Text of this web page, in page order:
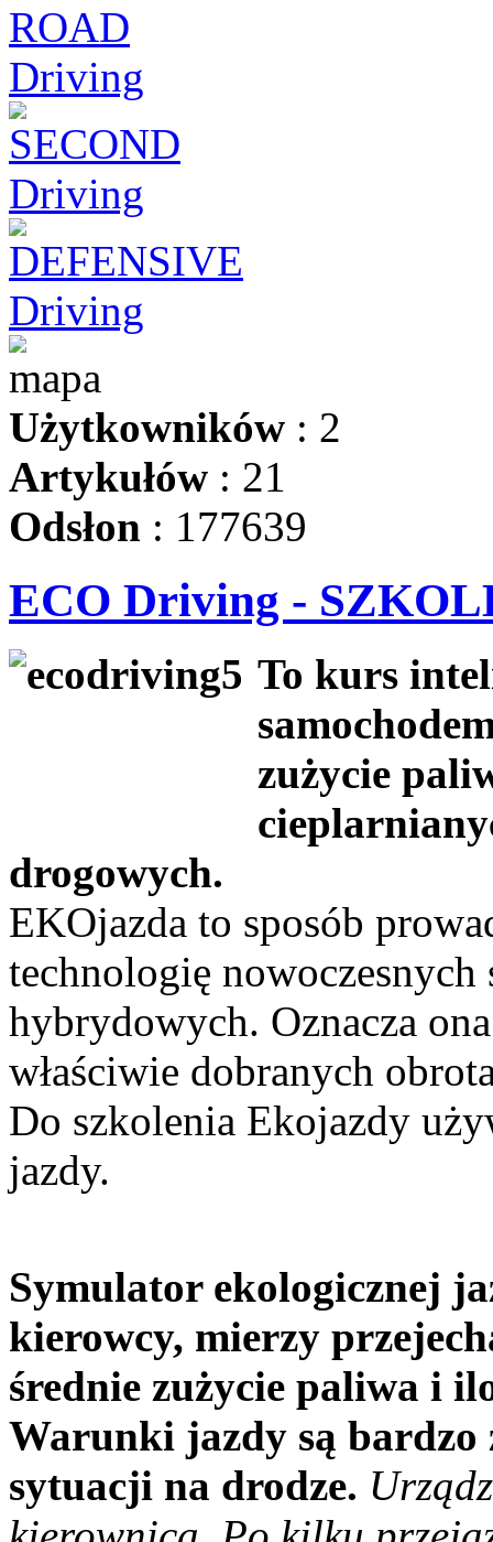
Użytkowników : 2
Artykułów : 21
Odsłon : 177639
ECO Driving -
To kurs
zużycie
drogowych.
EKOjazda to sposób
technologię
hybrydowych. Oznacza
właściwie dobranych
Do szkolenia Ekojazdy
jazdy.
Symulator ekologicznej
kierowcy, mierzy
średnie zużycie paliwa i
Warunki jazdy są
sytuacji na drodze.